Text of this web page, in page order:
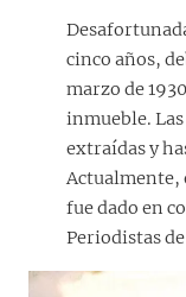
cinco años,
marzo de
inmueble.
extraídas y
Actualmente,
fue dado en
Periodistas